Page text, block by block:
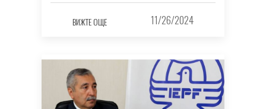
ВИЖТЕ ОЩЕ 11/26/2024